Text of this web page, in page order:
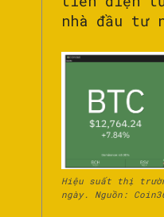
nhà đầu tư
Hiệu suất thị
ngày. Nguồn: